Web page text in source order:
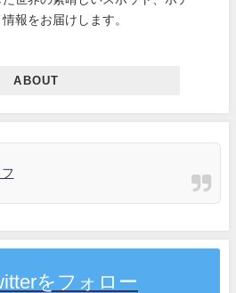
報をお届けします。
ABOUT
をフォロー